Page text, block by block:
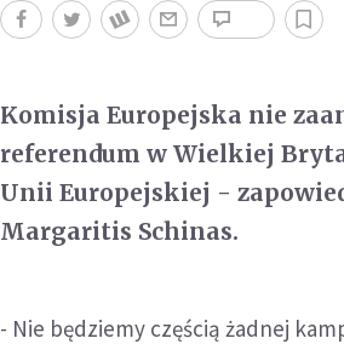
Komisja Europejska nie
referendum w Wielkiej
Unii Europejskiej -
Margaritis Schinas.
- Nie będziemy częścią żadnej